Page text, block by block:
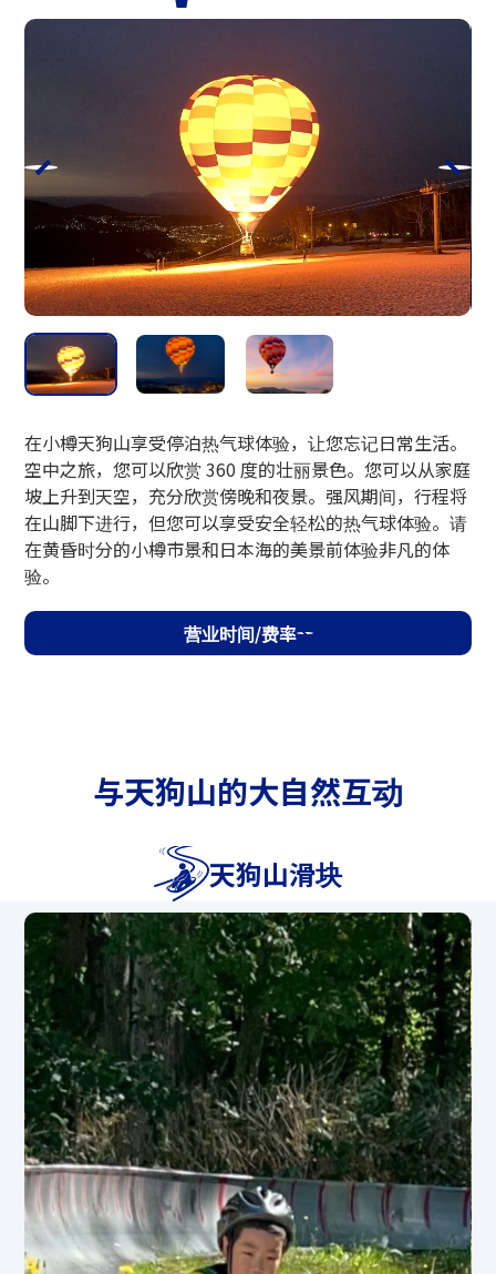
在小樽天狗山享受停泊热气球体验，让您忘记日常生活。
空中之旅，您可以欣赏 360 度的壮丽景色。您可以从家庭
坡上升到天空，充分欣赏傍晚和夜景。强风期间，行程将
在山脚下进行，但您可以享受安全轻松的热气球体验。请
在黄昏时分的小樽市景和日本海的美景前体验非凡的体
验。
营业时间/费率
与天狗山的大自然互动
天狗山滑块
4月25日（周六）～11月3日（周二·节假
日）
10:00〜11:30 / 12:30～17:00
费用
1,200日元
五）、7月18日（星期六）～8月30日（星
期日）、10月13日（星期二）～11月3日
（星期二、节假日）期间每天开放，仅周
六日及其他节假日开放。
（即使平日活动取消，滑块也可能因天气
或其他原因而开放。）
*我们将于11:30至12:30休息。
*不可预订（按照先到先得的原则接受预
订）
*[参加条件]对象年龄：小学生以上、身高
限制：120cm以上、体重限制120kg以下
*初中生（15岁以上）以下的情况下，需
要监护人（18岁以上）的同意。
*无法正确安装安全带的人无法使用此服
务。
*不允许穿着裙子、浴衣、容易脱下的鞋